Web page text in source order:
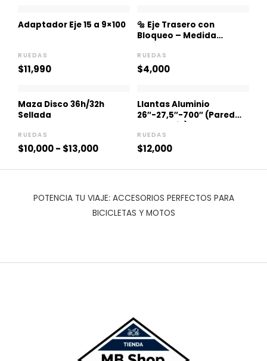
Adaptador Eje 15 a 9×100
RUEDAS
$11,990
🔩 Eje Trasero con
Bloqueo – Medida
Estándar 🚴‍♂️
RUEDAS
$4,000
Maza Disco 36h/32h
Sellada
RUEDAS
$10,000- $13,000
de
hasta
Llantas Aluminio
26″-27,5″-700″ (Pared
para Patín)
RUEDAS
$12,000
POTENCIA TU VIAJE: ACCESORIOS PERFECTOS PARA
BICICLETAS Y MOTOS